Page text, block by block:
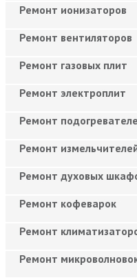
Ремонт ионизаторов
Ремонт вентиляторов
Ремонт газовых плит
Ремонт электроплит
Ремонт
Ремонт
Ремонт духовых
Ремонт кофеварок
Ремонт
Ремонт